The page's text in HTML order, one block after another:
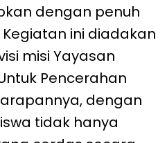
dengan penuh
ini diadakan
misi Yayasan
Pencerahan
dengan
tidak hanya